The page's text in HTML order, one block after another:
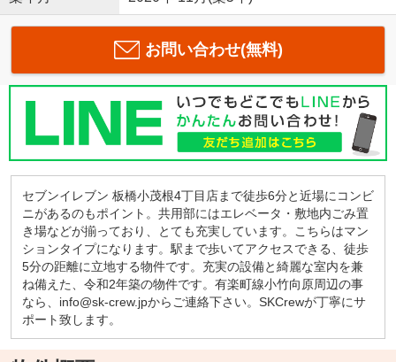
お問い合わせ(無料)
セブンイレブン 板橋小茂根4丁目店まで徒歩6分と近場にコンビ
ニがあるのもポイント。共用部にはエレベータ・敷地内ごみ置
き場などが揃っており、とても充実しています。こちらはマン
ションタイプになります。駅まで歩いてアクセスできる、徒歩
5分の距離に立地する物件です。充実の設備と綺麗な室内を兼
ね備えた、令和2年築の物件です。有楽町線小竹向原周辺の事
なら、info@sk-crew.jpからご連絡下さい。SKCrewが丁寧にサ
ポート致します。